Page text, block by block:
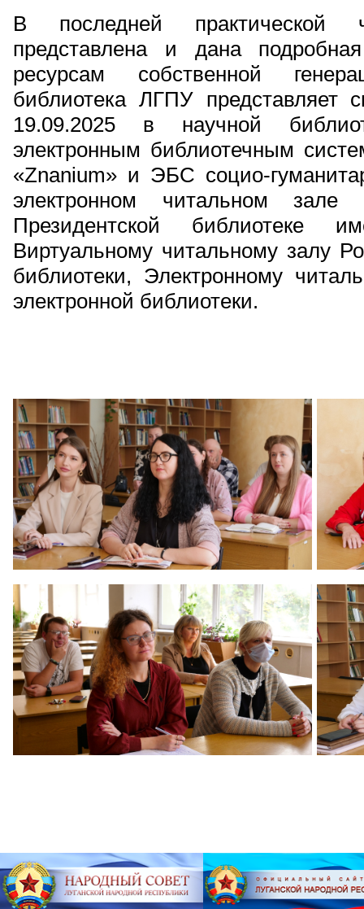
В последней практической
представлена и дана
ресурсам собственной
библиотека ЛГПУ представляет
19.09.2025 в научной
электронным библиотечным
«Znanium» и ЭБС социо-
электронном читальном
Президентской
Виртуальному читальному залу
библиотеки, Электронному
электронной библиотеки.